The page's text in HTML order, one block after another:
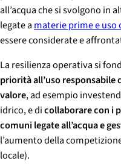
all’acqua che si svolgono in
legate amaterie prime e uso
essere considerate e
La resilienza operativa si
priorità all’uso responsabile
valore, ad esempio
idrico, e dicollaborare con i
comuni legate all’acqua e
l’aumento della
locale).